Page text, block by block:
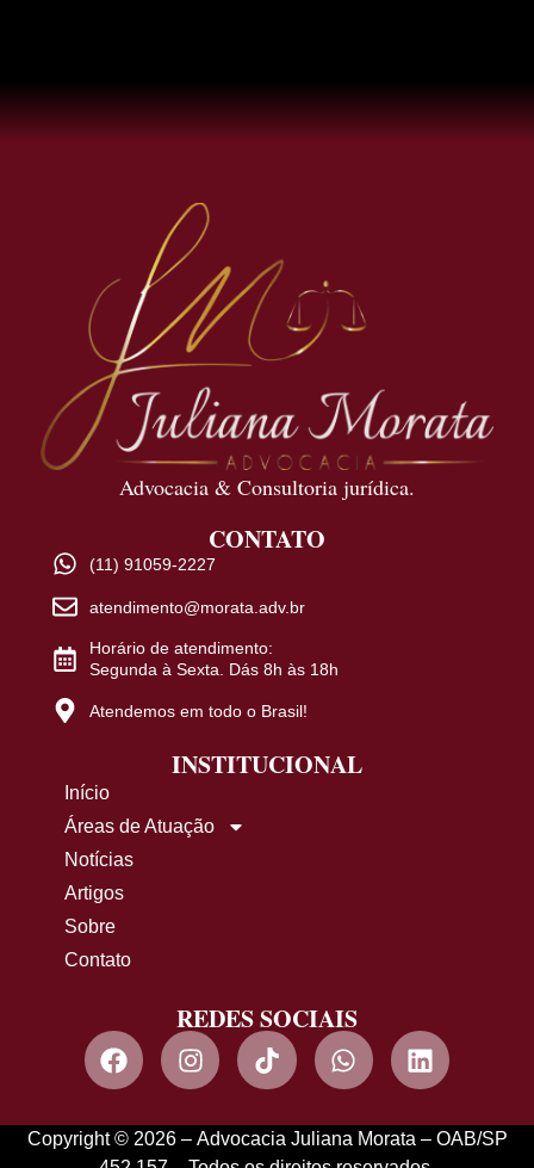
Advocacia & Consultoria jurídica.
CONTATO
(11) 91059-2227
atendimento@morata.adv.br
Horário de atendimento:
Segunda à Sexta. Dás 8h às 18h
Atendemos em todo o Brasil!
INSTITUCIONAL
Início
Áreas de Atuação
Notícias
Artigos
Sobre
Contato
REDES SOCIAIS
Copyright © 2026 – Advocacia Juliana Morata – OAB/SP